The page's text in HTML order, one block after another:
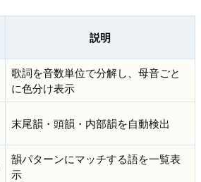
説明
歌詞を音数単位で分解し、母音ごと
に色分け表示
末尾韻・頭韻・内部韻を自動検出
韻パターンにマッチする語を一覧表
示